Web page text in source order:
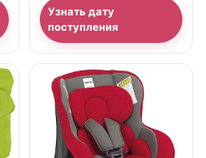
Узнать дату
поступления